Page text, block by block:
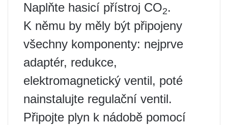
Naplňte hasicí přístroj CO2.
K němu by měly být připojeny
všechny komponenty: nejprve
adaptér, redukce,
elektromagnetický ventil, poté
nainstalujte regulační ventil.
Připojte plyn k nádobě pomocí